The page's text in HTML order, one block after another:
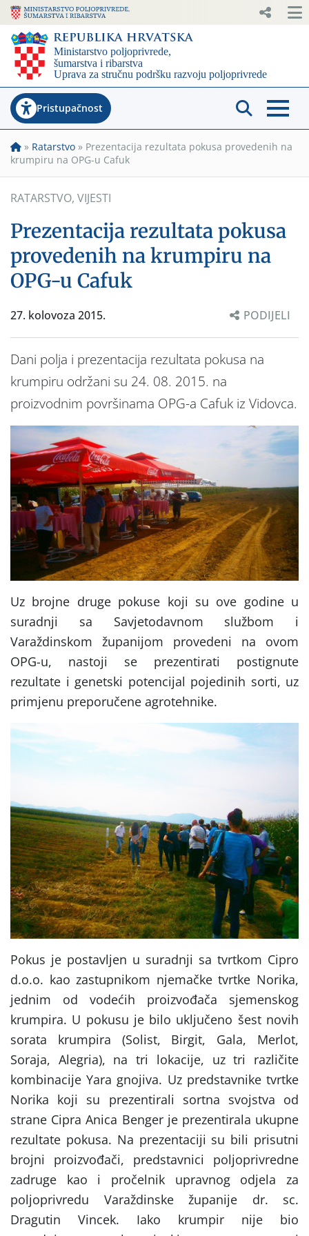
Pristupačnost
» Ratarstvo » Prezentacija rezultata pokusa provedenih na
krumpiru na OPG-u Cafuk
RATARSTVO, VIJESTI
Prezentacija rezultata pokusa
provedenih na krumpiru na
OPG-u Cafuk
27. kolovoza 2015. PODIJELI
Dani polja i prezentacija rezultata pokusa na
krumpiru održani su 24. 08. 2015. na
proizvodnim površinama OPG-a Cafuk iz Vidovca.
Uz brojne druge pokuse koji su ove godine u
suradnji sa Savjetodavnom službom i
Varaždinskom županijom provedeni na ovom
OPG-u, nastoji se prezentirati postignute
rezultate i genetski potencijal pojedinih sorti, uz
primjenu preporučene agrotehnike.
Pokus je postavljen u suradnji sa tvrtkom Cipro
d.o.o. kao zastupnikom njemačke tvrtke Norika,
jednim od vodećih proizvođača sjemenskog
krumpira. U pokusu je bilo uključeno šest novih
sorata krumpira (Solist, Birgit, Gala, Merlot,
Soraja, Alegria), na tri lokacije, uz tri različite
kombinacije Yara gnojiva. Uz predstavnike tvrtke
Norika koji su prezentirali sortna svojstva od
strane Cipra Anica Benger je prezentirala ukupne
rezultate pokusa. Na prezentaciji su bili prisutni
brojni proizvođači, predstavnici poljoprivredne
zadruge kao i pročelnik upravnog odjela za
poljoprivredu Varaždinske županije dr. sc.
Dragutin Vincek. Iako krumpir nije bio